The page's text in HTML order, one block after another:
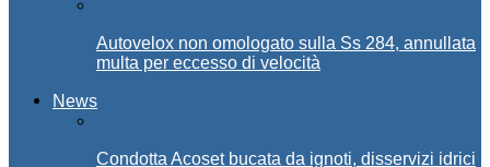
Autovelox non omologato sulla Ss 284, annullata
multa per eccesso di velocità
News
Condotta Acoset bucata da ignoti, disservizi idrici